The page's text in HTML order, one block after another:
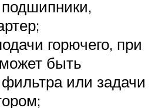
горючего, при
быть
или задачи